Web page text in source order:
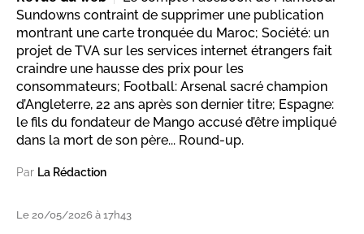
Sundowns contraint de supprimer une publication
montrant une carte tronquée du Maroc; Société: un
projet de TVA sur les services internet étrangers fait
craindre une hausse des prix pour les
consommateurs; Football: Arsenal sacré champion
d’Angleterre, 22 ans après son dernier titre; Espagne:
le fils du fondateur de Mango accusé d’être impliqué
dans la mort de son père... Round-up.
Par La Rédaction
Le 20/05/2026 à 17h43